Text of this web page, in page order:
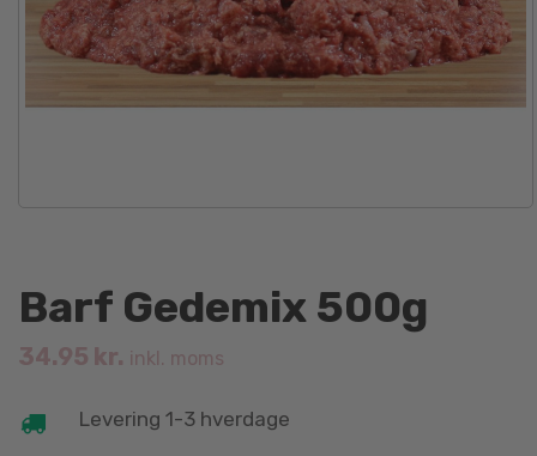
Barf Gedemix 500g
34.95 kr. inkl. moms
Levering 1-3 hverdage